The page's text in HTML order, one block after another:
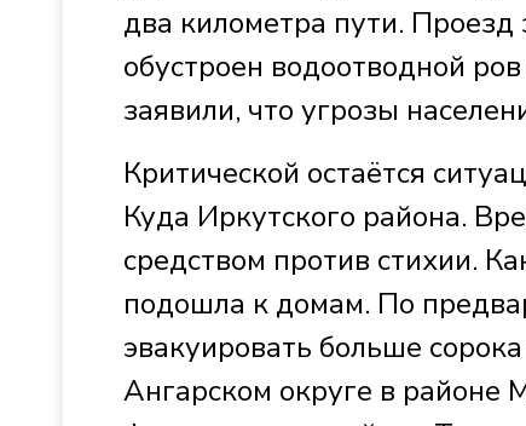
два километра пути.
обустроен водоотводной
заявили, что угрозы
Критической остаётся
Куда Иркутского района.
средством против стихии.
подошла к домам. По
эвакуировать больше
Ангарском округе в районе